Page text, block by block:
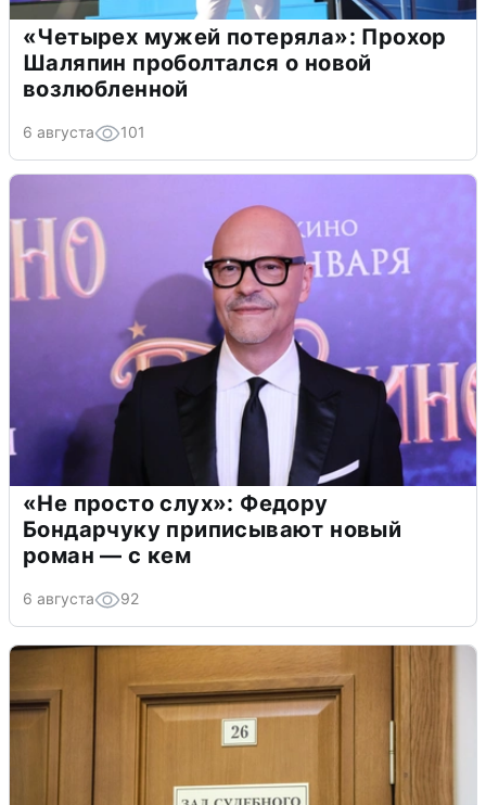
«Четырех мужей потеряла»: Прохор
Шаляпин проболтался о новой
возлюбленной
6 августа 101
«Не просто слух»: Федору
Бондарчуку приписывают новый
роман — с кем
6 августа 92